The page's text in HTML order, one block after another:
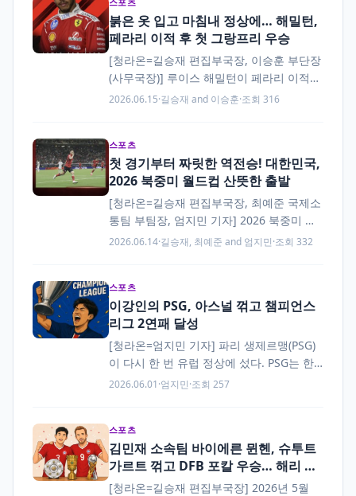
붉은 옷 입고 마침내 정상에… 해밀턴,
페라리 이적 후 첫 그랑프리 우승
[청라온=길승재 편집부국장, 이승훈 부단장
(사무국장)] 루이스 해밀턴이 페라리 이적
이후 처음으로 그랑프리 정상에 올랐다. 해
지…
2026.06.15·길승재 and 이승훈·조회 316
스포츠
첫 경기부터 짜릿한 역전승! 대한민국,
2026 북중미 월드컵 산뜻한 출발
[청라온=길승재 편집부국장, 최예준 국제소
통팀 부팀장, 엄지민 기자] 2026 북중미 월
드컵이 드디어 시작됐다. 대한민국은 개최
2026.06.14·길승재, 최예준 and 엄지민·조회 332
스포츠
이강인의 PSG, 아스널 꺾고 챔피언스
리그 2연패 달성
[청라온=엄지민 기자] 파리 생제르맹(PSG)
이 다시 한 번 유럽 정상에 섰다. PSG는 한
국 시간으로 2026년 5월 31일 새벽 1시, 헝
2026.06.01·엄지민·조회 257
스포츠
김민재 소속팀 바이에른 뮌헨, 슈투트
가르트 꺾고 DFB 포칼 우승… 해리 케
인 해트트릭 폭발
[청라온=길승재 편집부국장] 2026년 5월